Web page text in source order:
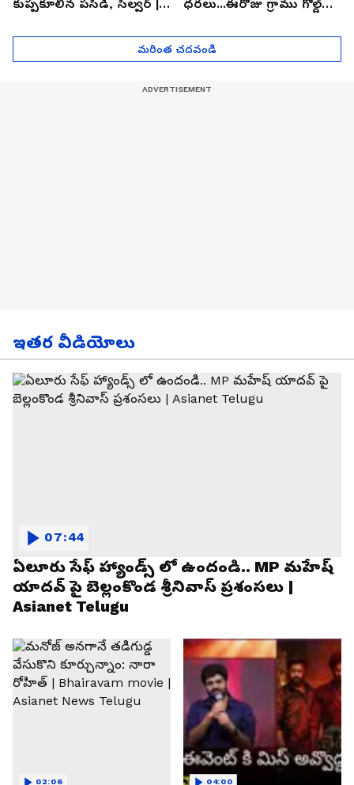
కుప్పకూలిన పసిడి, సిల్వర్ |
ధరలు...ఈరోజు గ్రాము గోల్డ్
News Telugu
మరింత చదవండి
ఇతర వీడియోలు
ఏలూరు సేఫ్ హ్యాండ్స్ లో ఉందండి.. MP మహేష్
యాదవ్ పై బెల్లంకొండ శ్రీనివాస్ ప్రశంసలు |
Asianet Telugu
07:44
02:06 04:00